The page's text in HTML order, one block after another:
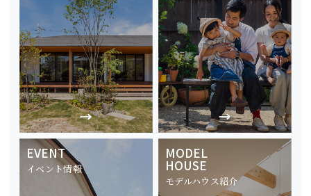
EVENT
イベント情報
MODEL
HOUSE
モデルハウス紹介